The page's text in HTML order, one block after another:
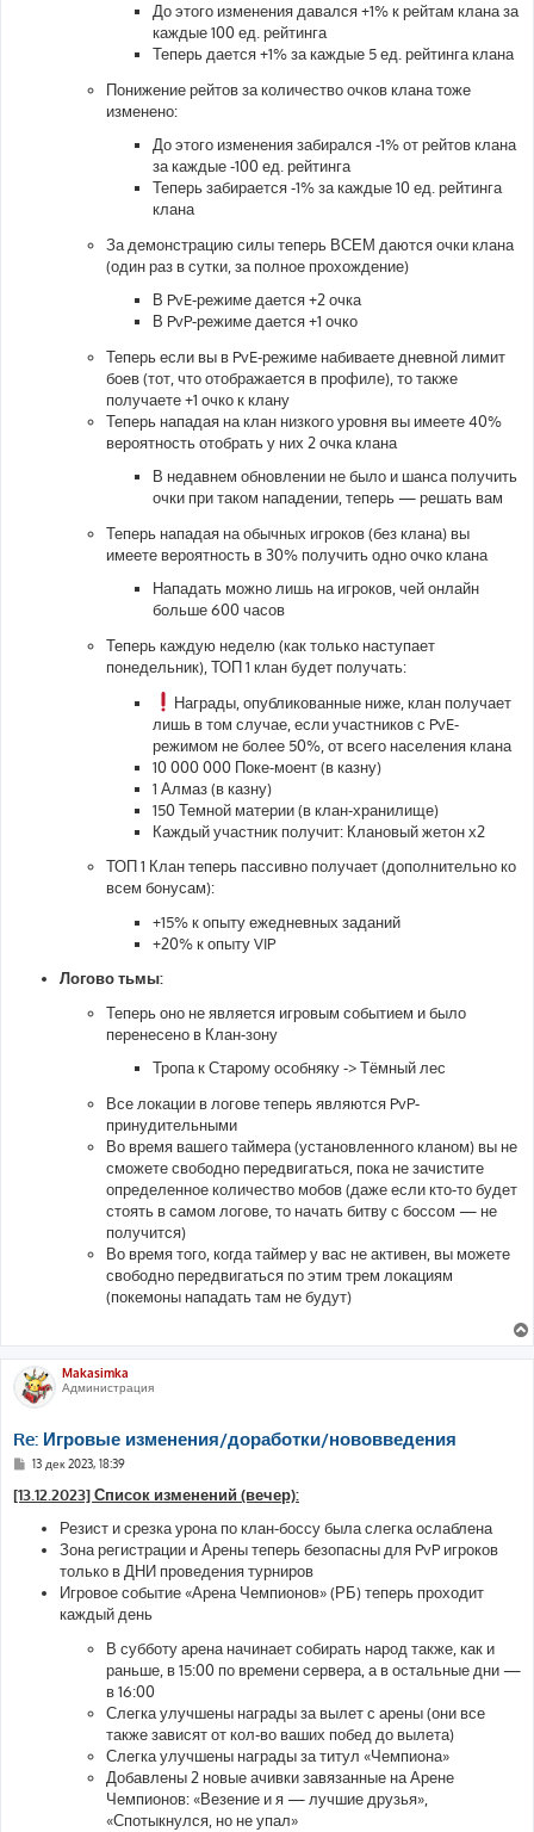
До этого изменения давался +1% к рейтам клана за
каждые 100 ед. рейтинга
Теперь дается +1% за каждые 5 ед. рейтинга клана
Понижение рейтов за количество очков клана тоже
изменено:
До этого изменения забирался -1% от рейтов клана
за каждые -100 ед. рейтинга
Теперь забирается -1% за каждые 10 ед. рейтинга
клана
За демонстрацию силы теперь ВСЕМ даются очки клана
(один раз в сутки, за полное прохождение)
В PvE-режиме дается +2 очка
В PvP-режиме дается +1 очко
Теперь если вы в PvE-режиме набиваете дневной лимит
боев (тот, что отображается в профиле), то также
получаете +1 очко к клану
Теперь нападая на клан низкого уровня вы имеете 40%
вероятность отобрать у них 2 очка клана
В недавнем обновлении не было и шанса получить
очки при таком нападении, теперь — решать вам
Теперь нападая на обычных игроков (без клана) вы
имеете вероятность в 30% получить одно очко клана
Нападать можно лишь на игроков, чей онлайн
больше 600 часов
Теперь каждую неделю (как только наступает
понедельник), ТОП 1 клан будет получать:
Награды, опубликованные ниже, клан получает
лишь в том случае, если участников с PvE-
режимом не более 50%, от всего населения клана
10 000 000 Поке-моент (в казну)
1 Алмаз (в казну)
150 Темной материи (в клан-хранилище)
Каждый участник получит: Клановый жетон х2
ТОП 1 Клан теперь пассивно получает (дополнительно ко
всем бонусам):
+15% к опыту ежедневных заданий
+20% к опыту VIP
Логово тьмы:
Теперь оно не является игровым событием и было
перенесено в Клан-зону
Тропа к Старому особняку -> Тёмный лес
Все локации в логове теперь являются PvP-
принудительными
Во время вашего таймера (установленного кланом) вы не
сможете свободно передвигаться, пока не зачистите
определенное количество мобов (даже если кто-то будет
стоять в самом логове, то начать битву с боссом — не
получится)
Во время того, когда таймер у вас не активен, вы можете
свободно передвигаться по этим трем локациям
(покемоны нападать там не будут)
Makasimka
Администрация
Re: Игровые изменения/доработки/нововведения
С
о
б
13 дек 2023, 18:39
[13.12.2023] Список изменений (вечер):
Резист и срезка урона по клан-боссу была слегка ослаблена
Зона регистрации и Арены теперь безопасны для PvP игроков
только в ДНИ проведения турниров
Игровое событие «Арена Чемпионов» (РБ) теперь проходит
каждый день
В субботу арена начинает собирать народ также, как и
раньше, в 15:00 по времени сервера, а в остальные дни —
в 16:00
Слегка улучшены награды за вылет с арены (они все
также зависят от кол-во ваших побед до вылета)
Слегка улучшены награды за титул «Чемпиона»
Добавлены 2 новые ачивки завязанные на Арене
Чемпионов: «Везение и я — лучшие друзья»,
«Спотыкнулся, но не упал»